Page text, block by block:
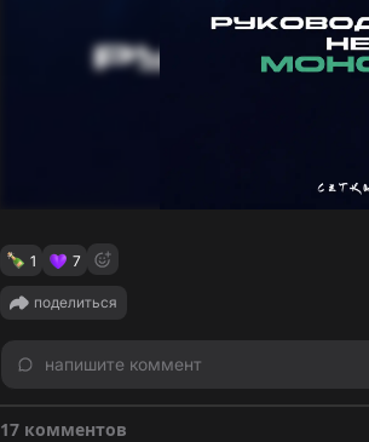
1 7
поделиться
напишите коммент
17 комментов